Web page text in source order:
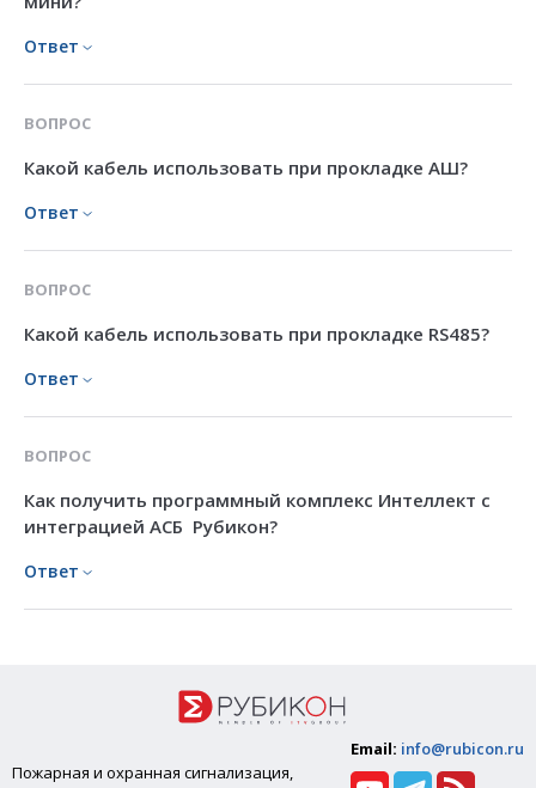
Ответ
ВОПРОС
Какой кабель использовать при прокладке АШ?
Ответ
ВОПРОС
Какой кабель использовать при прокладке RS485?
Ответ
ВОПРОС
Как получить программный комплекс Интеллект с
интеграцией АСБ Рубикон?
Ответ
Пожарная и охранная сигнализация,
Email: info@rubicon.ru